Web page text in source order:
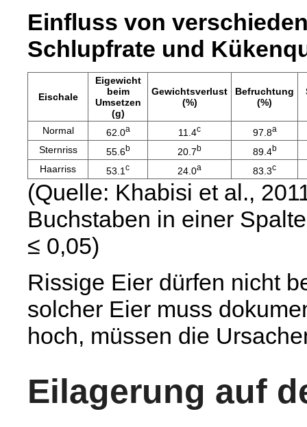
Einfluss von
Schlupfrate und
Eischale
Eigewicht
beim
Umsetzen
(g)
Gewichtsverlust
(%)
Befruchtung
(%)
Normal 62.0a 11.4c 97.8a
Sternriss 55.6b 20.7b 89.4b
Haarriss 53.1 c 24.0a 83.3c
(Quelle: Khabisi et al.,
Buchstaben in einer
≤ 0,05)
Rissige Eier dürfen nicht
solcher Eier muss
hoch, müssen die
Eilagerung auf